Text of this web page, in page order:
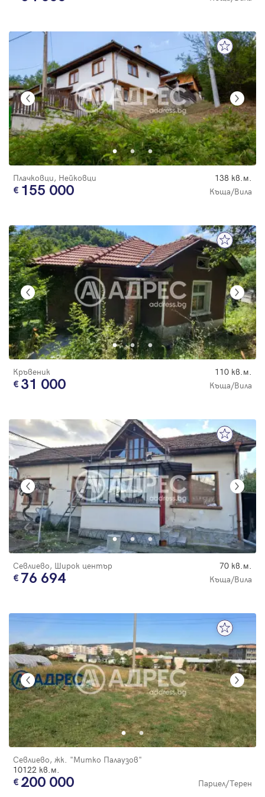
Плачковци, Нейковци 138 кв.м.
155 000 Къща/Вила
Кръвеник 110 кв.м.
31 000 Къща/Вила
Севлиево, Широк център 70 кв.м.
76 694 Къща/Вила
Севлиево, жк. "Митко Палаузов"
10122 кв.м.
200 000 Парцел/Терен